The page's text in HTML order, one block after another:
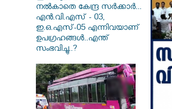
നൽകാതെ കേന്ദ്ര സർക്കാർ...
എൻ.വി.എസ് - 03,
ഇ.ഒ.എസ്-05 എന്നിവയാണ്
ഉപഗ്രഹങ്ങൾ..എന്ത്
സംഭവിച്ചു..?